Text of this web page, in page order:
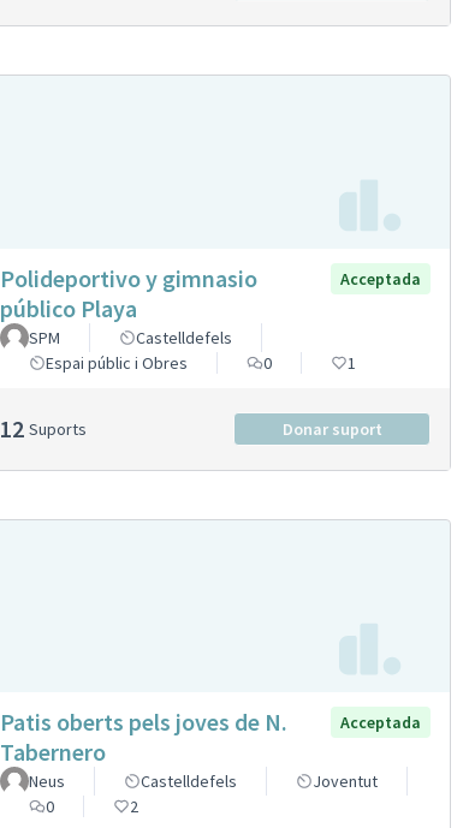
Polideportivo y gimnasio
público Playa
Acceptada
SPM
Castelldefels
Espai públic i Obres
0 1
12 Suports Donar suport
Patis oberts pels joves de N.
Tabernero
Acceptada
Neus Castelldefels
Joventut
0
2